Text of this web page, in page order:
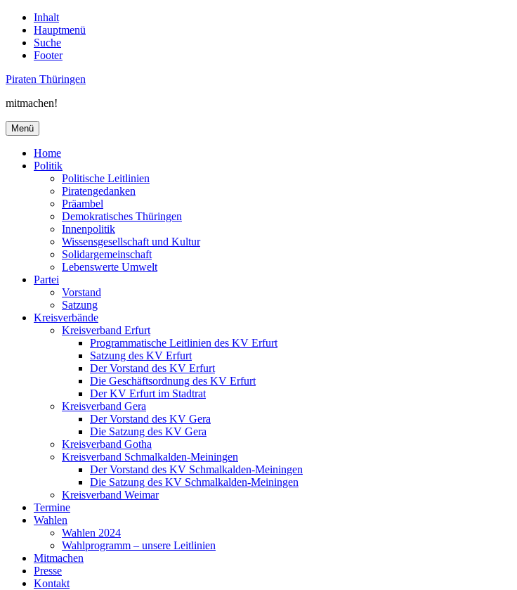
Inhalt
Hauptmenü
Suche
Footer
Piraten Thüringen
mitmachen!
Menü
Home
Politik
Politische Leitlinien
Piratengedanken
Präambel
Demokratisches Thüringen
Innenpolitik
Wissensgesellschaft und Kultur
Solidargemeinschaft
Lebenswerte Umwelt
Partei
Vorstand
Satzung
Kreisverbände
Kreisverband Erfurt
Programmatische Leitlinien des KV Erfurt
Satzung des KV Erfurt
Der Vorstand des KV Erfurt
Die Geschäftsordnung des KV Erfurt
Der KV Erfurt im Stadtrat
Kreisverband Gera
Der Vorstand des KV Gera
Die Satzung des KV Gera
Kreisverband Gotha
Kreisverband Schmalkalden-Meiningen
Der Vorstand des KV Schmalkalden-Meiningen
Die Satzung des KV Schmalkalden-Meiningen
Kreisverband Weimar
Termine
Wahlen
Wahlen 2024
Wahlprogramm – unsere Leitlinien
Mitmachen
Presse
Kontakt